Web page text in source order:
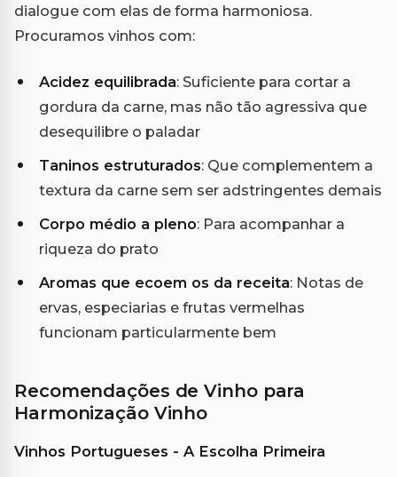
dialogue com elas de forma harmoniosa.
Procuramos vinhos com:
Acidez equilibrada: Suficiente para cortar a
gordura da carne, mas não tão agressiva que
desequilibre o paladar
Taninos estruturados: Que complementem a
textura da carne sem ser adstringentes demais
Corpo médio a pleno: Para acompanhar a
riqueza do prato
Aromas que ecoem os da receita: Notas de
ervas, especiarias e frutas vermelhas
funcionam particularmente bem
Recomendações de Vinho para
Harmonização Vinho
Vinhos Portugueses - A Escolha Primeira